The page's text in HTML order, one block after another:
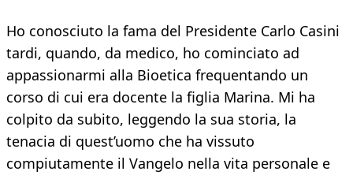
Ho conosciuto la fama del Presidente Carlo Casini
tardi, quando, da medico, ho cominciato ad
appassionarmi alla Bioetica frequentando un
corso di cui era docente la figlia Marina. Mi ha
colpito da subito, leggendo la sua storia, la
tenacia di quest’uomo che ha vissuto
compiutamente il Vangelo nella vita personale e